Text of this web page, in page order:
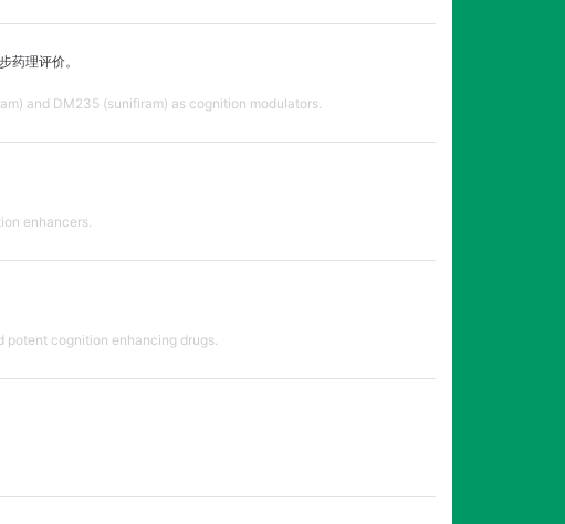
理评价。
and DM235 (sunifiram) as cognition modulators.
enhancers.
cognition enhancing drugs.